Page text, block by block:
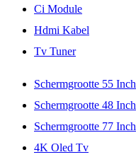
Ci Module
Hdmi Kabel
Tv Tuner
Schermgrootte 55 Inch
Schermgrootte 48 Inch
Schermgrootte 77 Inch
4K Oled Tv